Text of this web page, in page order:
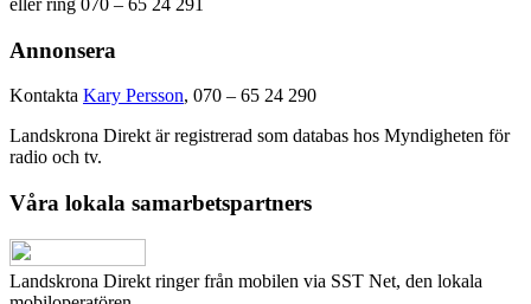
Annonsera
Kontakta Kary Persson, 070 – 65 24 290
Landskrona Direkt är registrerad som databas hos Myndigheten för
radio och tv.
Våra lokala samarbetspartners
Landskrona Direkt ringer från mobilen via SST Net, den lokala